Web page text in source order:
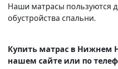
Наши матрасы пользуются
обустройства спальни.
Купить матрас в Нижнем
нашем сайте или по